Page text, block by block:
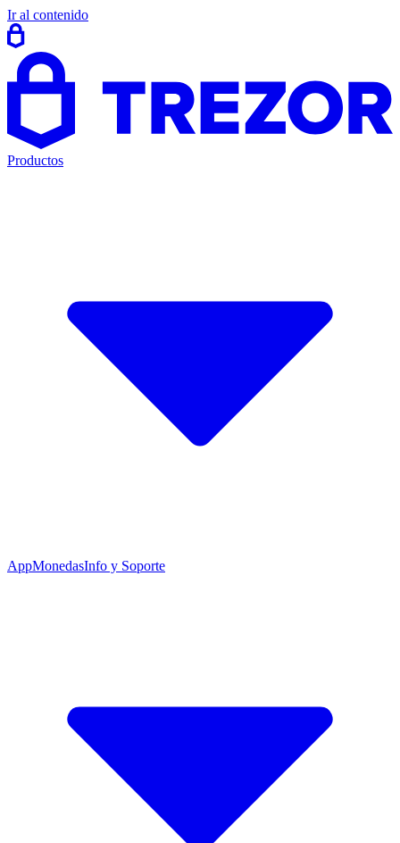
Ir al contenido
Productos
AppMonedasInfo y Soporte